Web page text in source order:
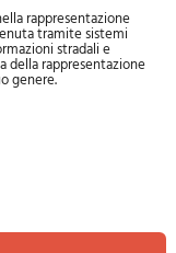
rappresentazione
tramite sistemi
stradali e
della rappresentazione
genere.